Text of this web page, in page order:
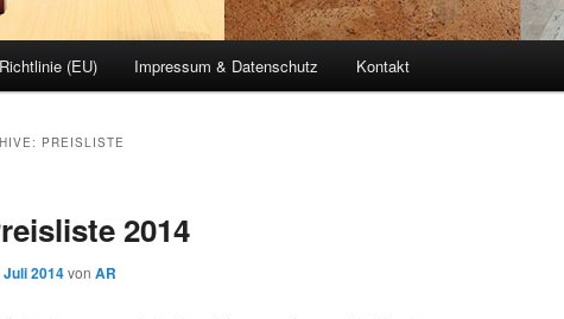
(EU) Impressum & Datenschutz Kontakt
PREISLISTE
2014
Juli 2014von AR